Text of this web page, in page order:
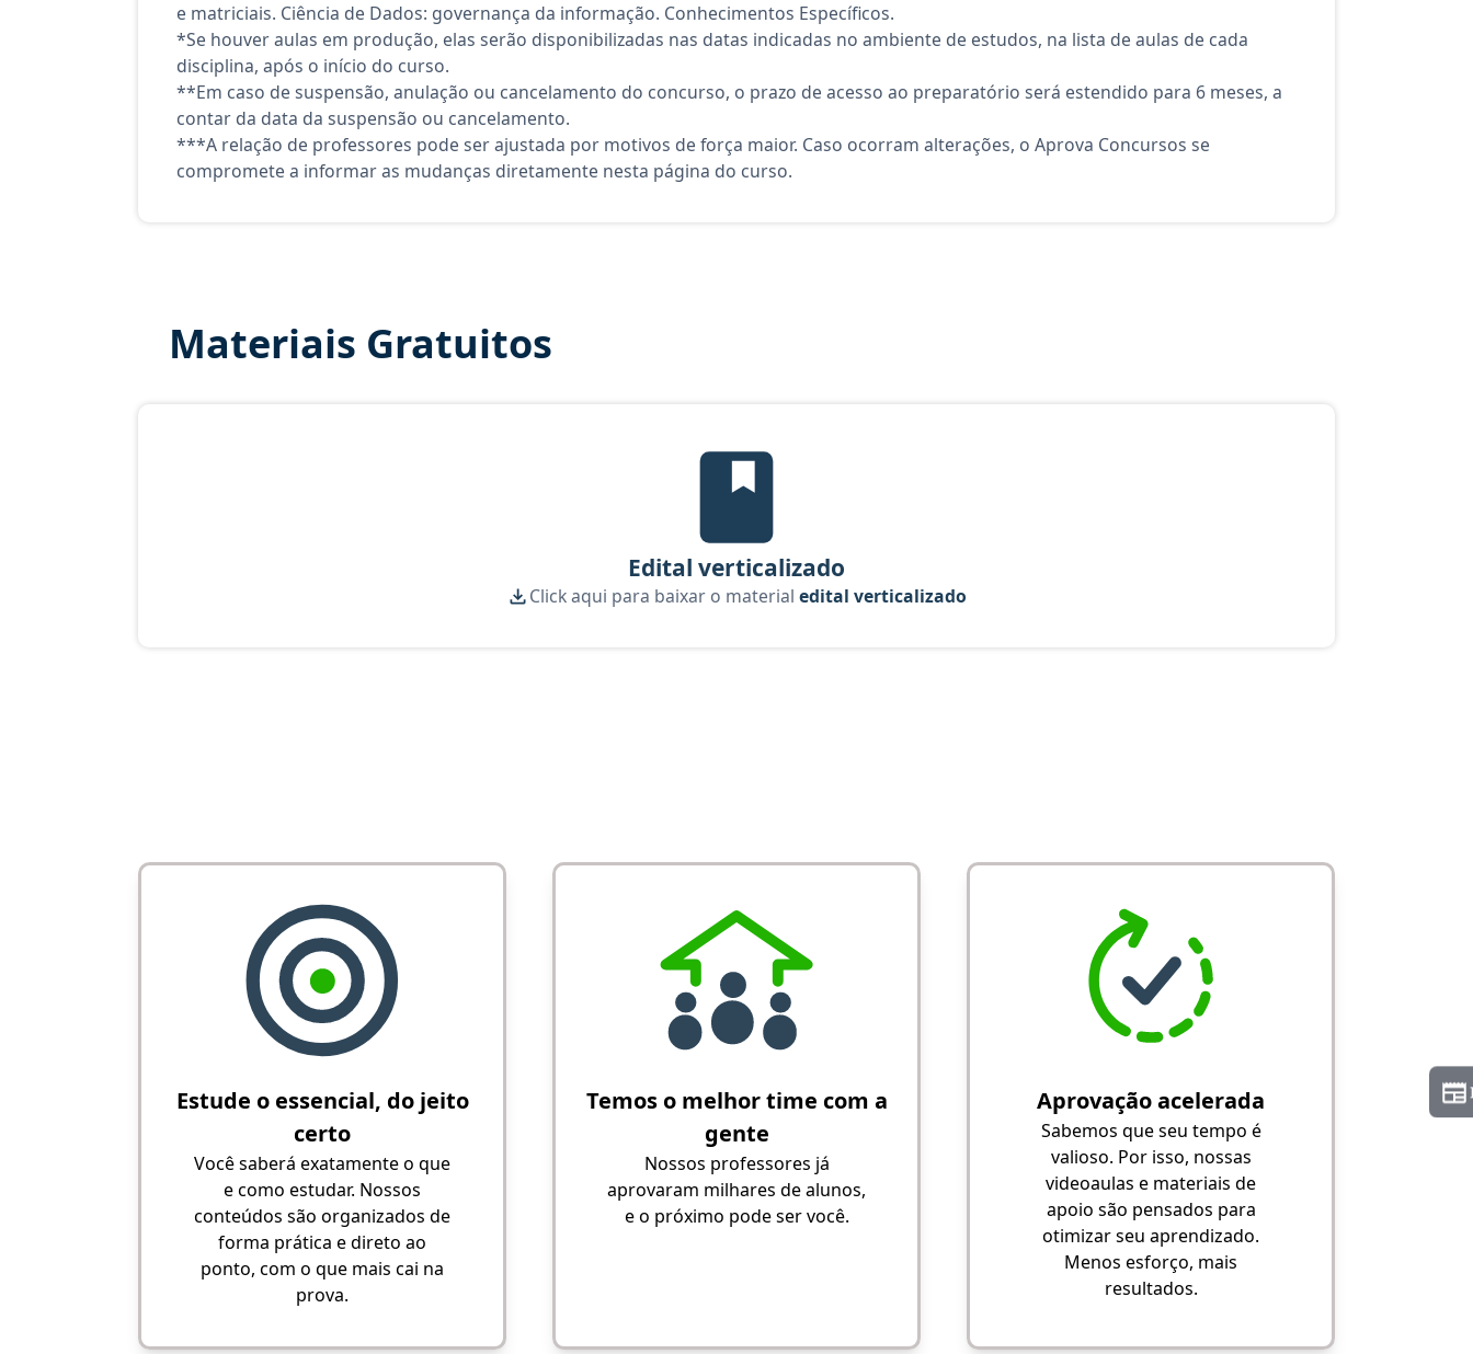
e matriciais. Ciência de Dados: governança da informação. Conhecimentos Específicos.
*Se houver aulas em produção, elas serão disponibilizadas nas datas indicadas no ambiente de estudos, na lista de aulas de cada
disciplina, após o início do curso.
**Em caso de suspensão, anulação ou cancelamento do concurso, o prazo de acesso ao preparatório será estendido para 6 meses, a
contar da data da suspensão ou cancelamento.
***A relação de professores pode ser ajustada por motivos de força maior. Caso ocorram alterações, o Aprova Concursos se
compromete a informar as mudanças diretamente nesta página do curso.
Materiais Gratuitos
Edital Verticalizado, material gratuito do Aprova Concursos para o curso Técnico: Tecnologia da
Edital verticalizado
Click aqui para baixar o material edital verticalizado
Estude o essencial, do jeito
certo
Você saberá exatamente o que
e como estudar. Nossos
conteúdos são organizados de
forma prática e direto ao
ponto, com o que mais cai na
prova.
Temos o melhor time com a
gente
Nossos professores já
aprovaram milhares de alunos,
e o próximo pode ser você.
Aprovação acelerada
Sabemos que seu tempo é
valioso. Por isso, nossas
videoaulas e materiais de
apoio são pensados para
otimizar seu aprendizado.
Menos esforço, mais
resultados.